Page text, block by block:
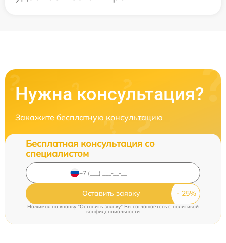
Нужна консультация?
Закажите бесплатную консультацию
Бесплатная консультация со
специалистом
Оставить заявку
Нажимая на кнопку "Оставить заявку" Вы соглашаетесь c политикой
конфиденциальности